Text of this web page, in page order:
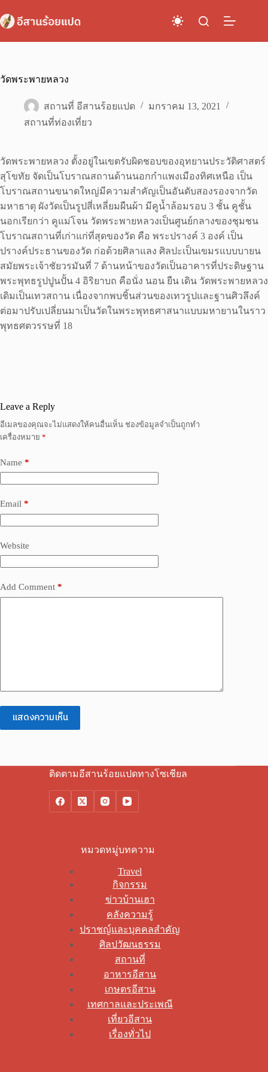
to
content
วัดพระพายหลวง
สถานที่ อีสานร้อยแปด
มกราคม 13, 2021
สถานที่ท่องเที่ยว
วัดพระพายหลวง ตั้งอยู่ในเขตรับผิดชอบของอุทยานประวัติศาสตร์
สุโขทัย จัดเป็นโบราณสถานด้านนอกกำแพงเมืองทิศเหนือ เป็น
โบราณสถานขนาดใหญ่มีความสำคัญเป็นอันดับสองรองจากวัด
มหาธาตุ ผังวัดเป็นรูปสี่เหลี่ยมผืนผ้า มีคูน้ำล้อมรอบ 3 ชั้น คูชั้น
นอกเรียกว่า คูแม่โจน วัดพระพายหลวงเป็นศูนย์กลางของชุมชน
โบราณสถานที่เก่าแก่ที่สุดของวัด คือ พระปรางค์ 3 องค์ เป็น
ปรางค์ประธานของวัด ก่อด้วยศิลาแลง ศิลปะเป็นเขมรแบบบายน
สมัยพระเจ้าชัยวรมันที่ 7 ด้านหน้าของวัดเป็นอาคารที่ประดิษฐาน
พระพุทธรูปปูนปั้น 4 อิริยาบถ คือนั่ง นอน ยืน เดิน วัดพระพายหลวง
เดิมเป็นเทวสถาน เนื่องจากพบชิ้นส่วนของเทวรูปและฐานศิวลึงค์
ต่อมาปรับเปลี่ยนมาเป็นวัดในพระพุทธศาสนาแบบมหายานในราว
พุทธศตวรรษที่ 18
Leave a Reply
อีเมลของคุณจะไม่แสดงให้คนอื่นเห็น ช่องข้อมูลจำเป็นถูกทำ
เครื่องหมาย *
Name *
Email *
Website
Add Comment *
แสดงความเห็น
ติดตามอีสานร้อยแปดทางโซเชียล
หมวดหมู่บทความ
Travel
กิจกรรม
ข่าวบ้านเฮา
คลังความรู้
ปราชญ์และบุคคลสำคัญ
ศิลปวัฒนธรรม
สถานที่
อาหารอีสาน
เกษตรอีสาน
เทศกาลและประเพณี
เที่ยวอีสาน
เรื่องทั่วไป